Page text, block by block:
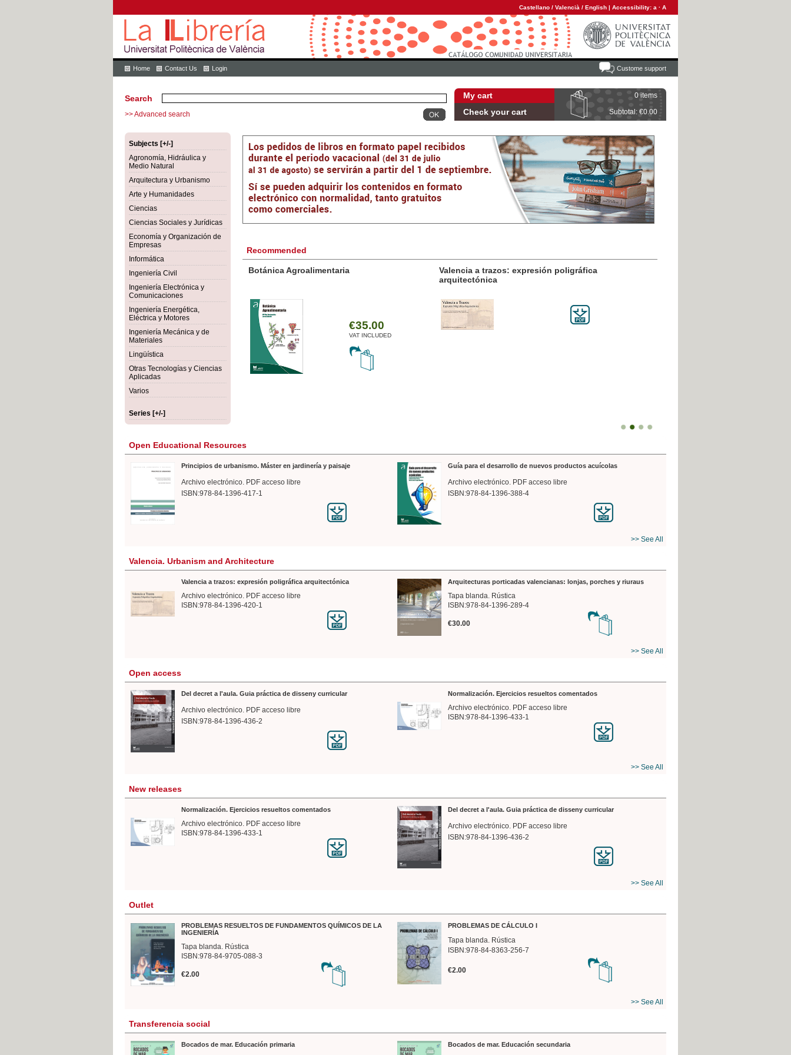
Castellano / Valencià / English | Accessibility: a · A
Custome support
Home Contact Us Login
My cart 0 items
Check your cart Subtotal: €0.00
Search
>> Advanced search
Subjects [+/-]
Agronomía, Hidráulica y
Medio Natural
Arquitectura y Urbanismo
Arte y Humanidades
Ciencias
Ciencias Sociales y Jurídicas
Economía y Organización de
Empresas
Informática
Ingeniería Civil
Ingeniería Electrónica y
Comunicaciones
Ingeniería Energética,
Eléctrica y Motores
Ingeniería Mecánica y de
Materiales
Lingüística
Otras Tecnologías y Ciencias
Aplicadas
Varios
Series [+/-]
Recommended
Botánica Agroalimentaria
€35.00
VAT INCLUDED
Valencia a trazos: expresión poligráfica
arquitectónica
Open Educational Resources
Principios de urbanismo. Máster en jardinería y paisaje
Archivo electrónico. PDF acceso libre
ISBN:978-84-1396-417-1
Guía para el desarrollo de nuevos productos acuícolas
Archivo electrónico. PDF acceso libre
ISBN:978-84-1396-388-4
>> See All
Valencia. Urbanism and Architecture
Valencia a trazos: expresión poligráfica arquitectónica
Archivo electrónico. PDF acceso libre
ISBN:978-84-1396-420-1
Arquitecturas porticadas valencianas: lonjas, porches y riuraus
Tapa blanda. Rústica
ISBN:978-84-1396-289-4
€30.00
>> See All
Open access
Del decret a l'aula. Guia práctica de disseny curricular
Archivo electrónico. PDF acceso libre
ISBN:978-84-1396-436-2
Normalización. Ejercicios resueltos comentados
Archivo electrónico. PDF acceso libre
ISBN:978-84-1396-433-1
>> See All
New releases
Normalización. Ejercicios resueltos comentados
Archivo electrónico. PDF acceso libre
ISBN:978-84-1396-433-1
Del decret a l'aula. Guia práctica de disseny curricular
Archivo electrónico. PDF acceso libre
ISBN:978-84-1396-436-2
>> See All
Outlet
PROBLEMAS RESUELTOS DE FUNDAMENTOS QUÍMICOS DE LA
INGENIERÍA
Tapa blanda. Rústica
ISBN:978-84-9705-088-3
€2.00
PROBLEMAS DE CÁLCULO I
Tapa blanda. Rústica
ISBN:978-84-8363-256-7
€2.00
>> See All
Transferencia social
Bocados de mar. Educación primaria Bocados de mar. Educación secundaria